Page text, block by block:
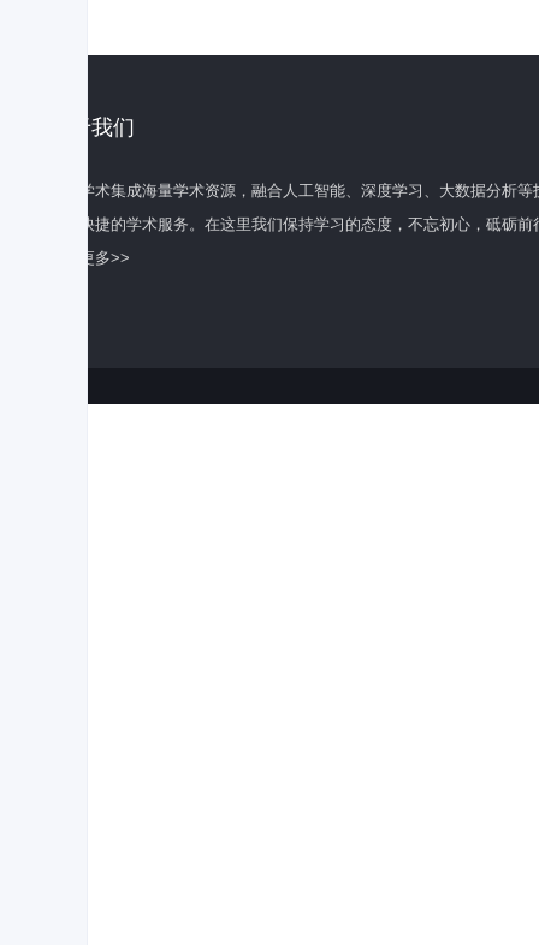
关于我们
百度学术集成海量学术资源，融合人工智能、深度学习、大数据分析
全面快捷的学术服务。在这里我们保持学习的态度，不忘初心，砥砺前
了解更多>>